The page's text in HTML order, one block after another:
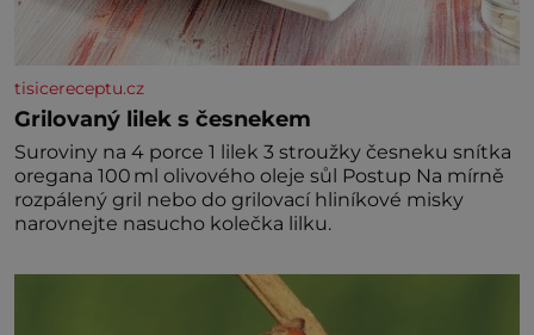
tisicereceptu.cz
Grilovaný lilek s česnekem
Suroviny na 4 porce 1 lilek 3 stroužky česneku snítka
oregana 100 ml olivového oleje sůl Postup Na mírně
rozpálený gril nebo do grilovací hliníkové misky
narovnejte nasucho kolečka lilku.